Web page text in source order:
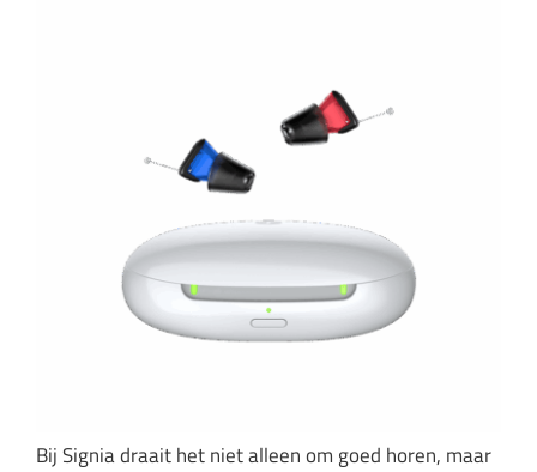
Bij Signia draait het niet alleen om goed horen, maar